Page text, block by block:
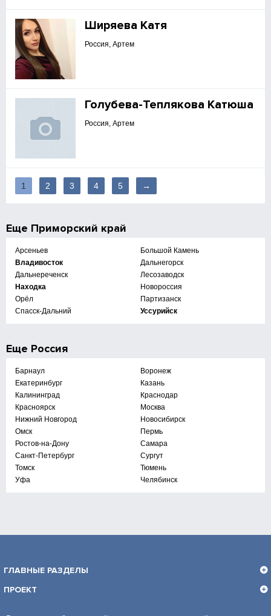
Ширяева Катя
Россия, Артем
Голубева-Теплякова Катюша
Россия, Артем
1 2 3 4 5 →
Еще Приморский край
Арсеньев
Большой Камень
Владивосток
Дальнегорск
Дальнереченск
Лесозаводск
Находка
Новороссия
Орёл
Партизанск
Спасск-Дальний
Уссурийск
Еще Россия
Барнаул
Воронеж
Екатеринбург
Казань
Калининград
Краснодар
Красноярск
Москва
Нижний Новгород
Новосибирск
Омск
Пермь
Ростов-на-Дону
Самара
Санкт-Петербург
Сургут
Томск
Тюмень
Уфа
Челябинск
ГЛАВНЫЕ РАЗДЕЛЫ
ПРОЕКТ